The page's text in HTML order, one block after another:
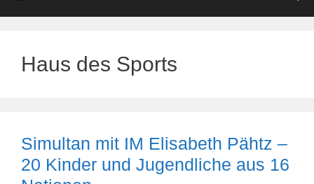
Haus des Sports
Simultan mit IM Elisabeth Pähtz –
20 Kinder und Jugendliche aus 16